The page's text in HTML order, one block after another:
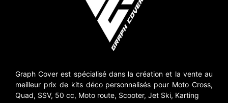
Graph Cover est spécialisé dans la création et la vente au
meilleur prix de kits déco personnalisés pour Moto Cross,
Quad, SSV, 50 cc, Moto route, Scooter, Jet Ski, Karting